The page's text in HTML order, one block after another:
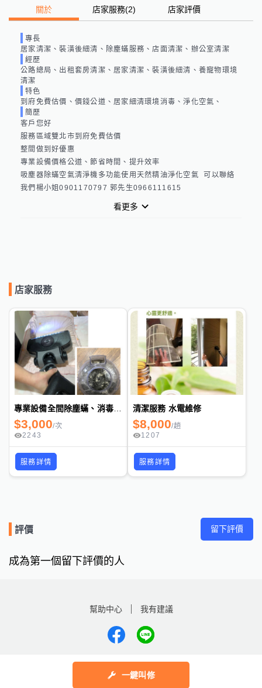
一鍵叫修
關於 店家服務(2) 店家評價
專長
居家清潔、裝潢後細清、除塵蟎服務、店面清潔、辦公室清潔
經歷
公路總局、出租套房清潔、居家清潔、裝潢後細清、養寵物環境
清潔
特色
到府免費估價、價錢公道、居家細清環境消毒、淨化空氣、
簡歷
客戶您好
服務區域雙北市到府免費估價
整間做到好優惠
專業設備價格公道、節省時間、提升效率
吸塵器除蟎空氣清淨機多功能使用天然精油淨化空氣  可以聯絡
我們楊小姐0901170797 郭先生0966111615
看更多
店家服務
專業設備全間除塵蟎、消毒、淨化空氣服務
$3,000/次
2243
服務詳情
清潔服務 水電維修
$8,000/趟
1207
服務詳情
評價 留下評價
成為第一個留下評價的人
幫助中心 我有建議
數字科技股份有限公司
Copyright © 2025 by Addcn Technology Co., Ltd. All Rights reserved